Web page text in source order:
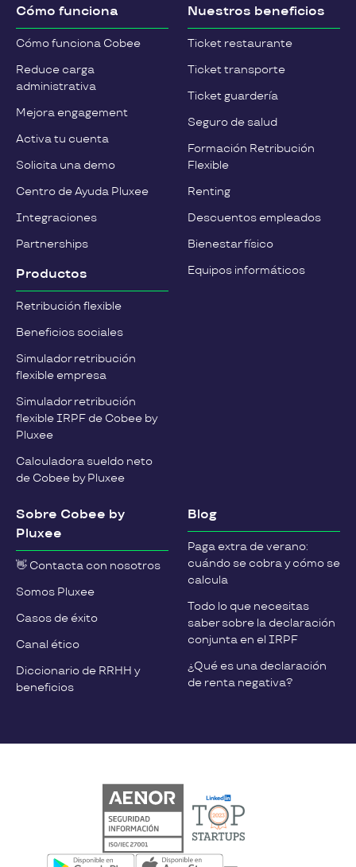
Cómo funciona
Cómo funciona Cobee
Reduce carga
administrativa
Mejora engagement
Activa tu cuenta
Solicita una demo
Centro de Ayuda Pluxee
Integraciones
Partnerships
Productos
Retribución flexible
Beneficios sociales
Simulador retribución
flexible empresa
Simulador retribución
flexible IRPF de Cobee by
Pluxee
Calculadora sueldo neto
de Cobee by Pluxee
Nuestros beneficios
Ticket restaurante
Ticket transporte
Ticket guardería
Seguro de salud
Formación Retribución
Flexible
Renting
Descuentos empleados
Bienestar físico
Equipos informáticos
Sobre Cobee by
Pluxee
👋 Contacta con nosotros
Somos Pluxee
Casos de éxito
Canal ético
Diccionario de RRHH y
beneficios
Blog
Paga extra de verano:
cuándo se cobra y cómo se
calcula
Todo lo que necesitas
saber sobre la declaración
conjunta en el IRPF
¿Qué es una declaración
de renta negativa?